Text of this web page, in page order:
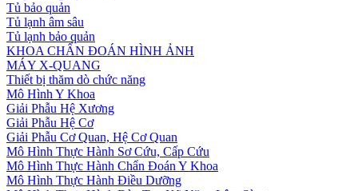
Tủ bảo quản
Tủ lạnh âm sâu
Tủ lạnh bảo quản
KHOA CHẨN ĐOÁN HÌNH ẢNH
MÁY X-QUANG
Thiết bị thăm dò chức năng
Mô Hình Y Khoa
Giải Phẫu Hệ Xương
Giải Phẫu Hệ Cơ
Giải Phẫu Cơ Quan, Hệ Cơ Quan
Mô Hình Thực Hành Sơ Cứu, Cấp Cứu
Mô Hình Thực Hành Chẩn Đoán Y Khoa
Mô Hình Thực Hành Điều Dưỡng